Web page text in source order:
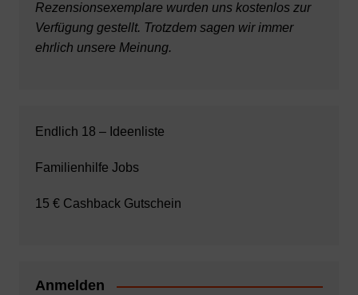
Rezensionsexemplare wurden uns kostenlos zur
Verfügung gestellt. Trotzdem sagen wir immer
ehrlich unsere Meinung.
Endlich 18 – Ideenliste
Familienhilfe Jobs
15 € Cashback Gutschein
Anmelden